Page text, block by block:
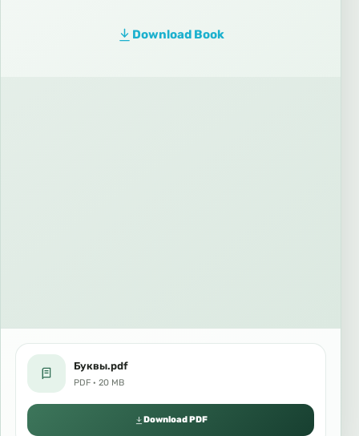
Download Book
Буквы.pdf
PDF · 20 MB
Download PDF